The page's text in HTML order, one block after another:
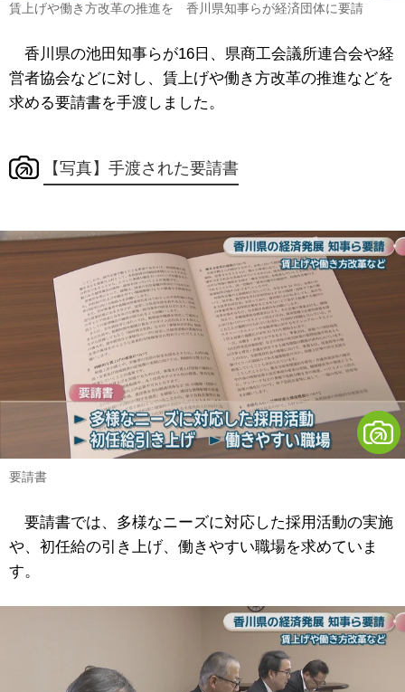
賃上げや働き方改革の推進を 香川県知事らが経済団体に要請
香川県の池田知事らが16日、県商工会議所連合会や経
営者協会などに対し、賃上げや働き方改革の推進などを
求める要請書を手渡しました。
【写真】手渡された要請書
要請書
要請書では、多様なニーズに対応した採用活動の実施
や、初任給の引き上げ、働きやすい職場を求めていま
す。